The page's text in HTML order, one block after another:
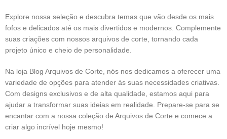
Explore nossa seleção e descubra temas que vão desde os mais
fofos e delicados até os mais divertidos e modernos. Complemente
suas criações com nossos arquivos de corte, tornando cada
projeto único e cheio de personalidade.
Na loja Blog Arquivos de Corte, nós nos dedicamos a oferecer uma
variedade de opções para atender às suas necessidades criativas.
Com designs exclusivos e de alta qualidade, estamos aqui para
ajudar a transformar suas ideias em realidade. Prepare-se para se
encantar com a nossa coleção de Arquivos de Corte e comece a
criar algo incrível hoje mesmo!